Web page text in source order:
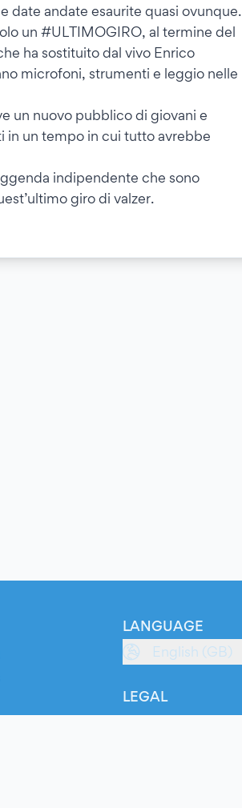
date andate esaurite quasi ovunque.
un #ULTIMOGIRO, al termine del
ha sostituito dal vivo Enrico
microfoni, strumenti e leggio nelle
un nuovo pubblico di giovani e
in un tempo in cui tutto avrebbe
indipendente che sono
giro di valzer.
LANGUAGE
English (GB)
LEGAL